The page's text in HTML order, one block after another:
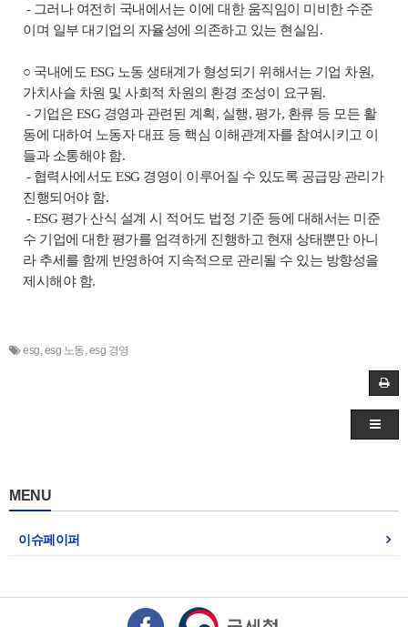
- 그러나 여전히 국내에서는 이에 대한 움직임이 미비한 수준
이며 일부 대기업의 자율성에 의존하고 있는 현실임.
○ 국내에도 ESG 노동 생태계가 형성되기 위해서는 기업 차원,
가치사슬 차원 및 사회적 차원의 환경 조성이 요구됨.
- 기업은 ESG 경영과 관련된 계획, 실행, 평가, 환류 등 모든 활
동에 대하여 노동자 대표 등 핵심 이해관계자를 참여시키고 이
들과 소통해야 함.
- 협력사에서도 ESG 경영이 이루어질 수 있도록 공급망 관리가
진행되어야 함.
- ESG 평가 산식 설계 시 적어도 법정 기준 등에 대해서는 미준
수 기업에 대한 평가를 엄격하게 진행하고 현재 상태뿐만 아니
라 추세를 함께 반영하여 지속적으로 관리될 수 있는 방향성을
제시해야 함.
esg,esg 노동,esg 경영
MENU
이슈페이퍼